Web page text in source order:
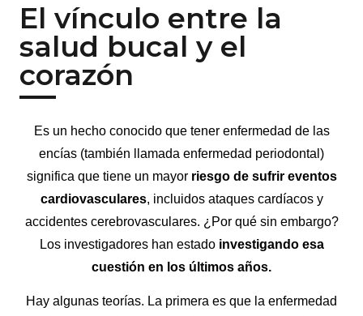
El vínculo entre la
salud bucal y el
corazón
Es un hecho conocido que tener enfermedad de las
encías (también llamada enfermedad periodontal)
significa que tiene un mayor riesgo de sufrir eventos
cardiovasculares, incluidos ataques cardíacos y
accidentes cerebrovasculares. ¿Por qué sin embargo?
Los investigadores han estado investigando esa
cuestión en los últimos años.
Hay algunas teorías. La primera es que la enfermedad